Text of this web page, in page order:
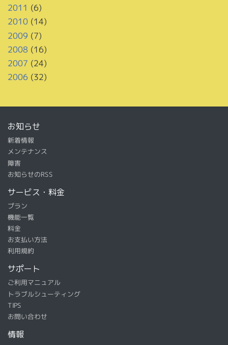
2011 (6)
2010(14)
2009 (7)
2008 (16)
2007 (24)
2006 (32)
お知らせ
新着情報
メンテナンス
障害
お知らせのRSS
サービス・料金
プラン
機能一覧
料金
お支払い方法
利用規約
サポート
ご利用マニュアル
トラブルシューティング
TIPS
お問い合わせ
情報